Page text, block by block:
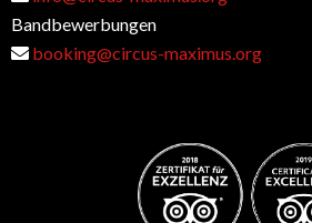
Bandbewerbungen
booking@circus-maximus.org